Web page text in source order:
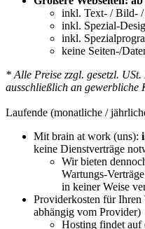
inkl. Text- / Bild-
inkl. Spezial-
inkl.
keine Seiten-/
* Alle Preise zzgl. gesetzl.
ausschließlich an gewerbliche
Laufende (monatliche /
Mit brain at work (uns):
keine Dienstverträge
Wir bieten
Wartungs-
in keiner Weise
Providerkosten für Ihren
abhängig vom Provider)
Hosting findet auf